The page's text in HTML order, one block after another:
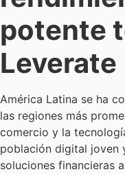
potente
Leverate
América Latina se ha
las regiones más
comercio y la
población digital joven
soluciones financieras